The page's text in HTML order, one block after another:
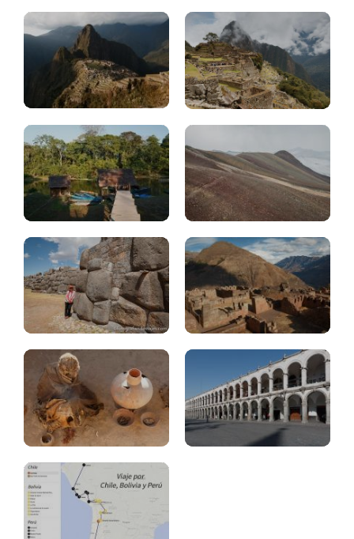
Alojamiento
Perú
Cerro
colorado
arcoiris
Cuzco:
valle
sagrado
Pisac
Nazca,
Chauchilla
Arequipa
Ruta:
Bolivia,
Chile,
Peru